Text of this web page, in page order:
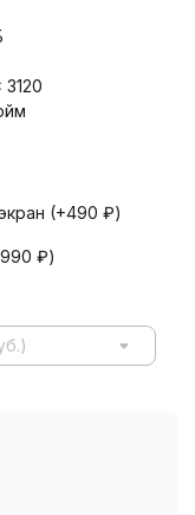
3120
(+490 ₽)
990 ₽)